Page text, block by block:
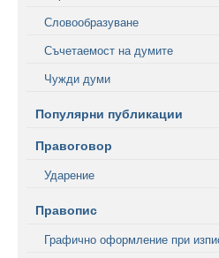
Словообразуване
Съчетаемост на думите
Чужди думи
Популярни публикации
Правоговор
Ударение
Правопис
Графично оформление при